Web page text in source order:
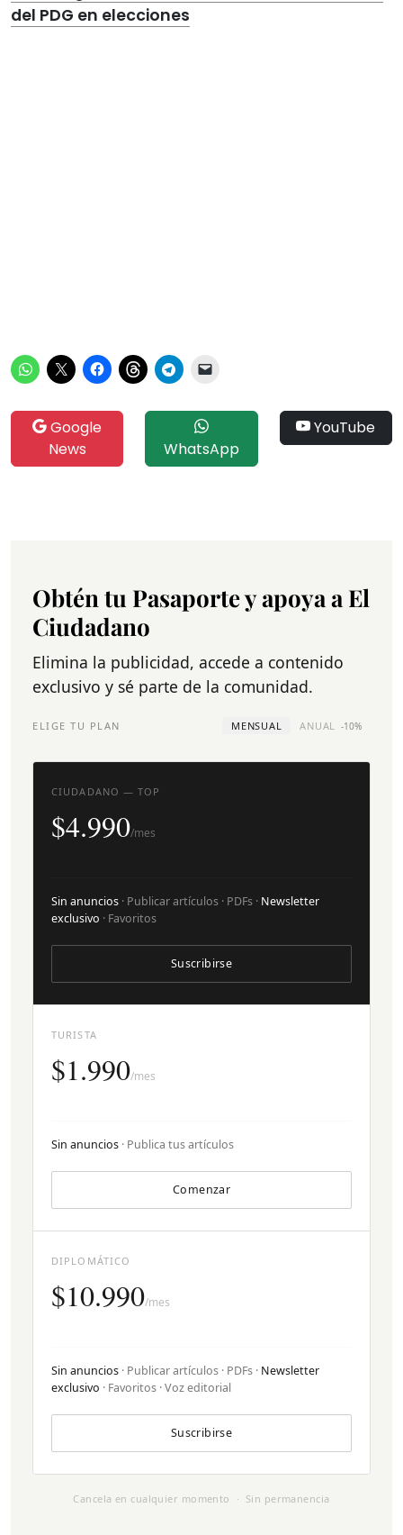
del PDG en elecciones
Google
News
WhatsApp
YouTube
Obtén tu Pasaporte y apoya a El
Ciudadano
Elimina la publicidad, accede a contenido
exclusivo y sé parte de la comunidad.
ELIGE TU PLAN MENSUAL ANUAL -10%
TURISTA
$1.990/mes
Sin anuncios · Publica tus artículos
Comenzar
CIUDADANO — TOP
$4.990/mes
Sin anuncios · Publicar artículos · PDFs · Newsletter
exclusivo · Favoritos
Suscribirse
DIPLOMÁTICO
$10.990/mes
Sin anuncios · Publicar artículos · PDFs · Newsletter
exclusivo · Favoritos · Voz editorial
Suscribirse
Cancela en cualquier momento · Sin permanencia